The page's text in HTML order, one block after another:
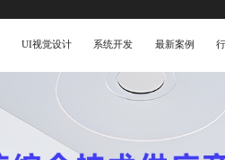
UI视觉设计 系统开发 最新案例